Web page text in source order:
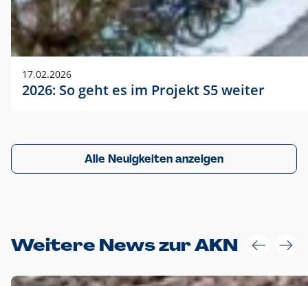
17.02.2026
2026: So geht es im Projekt S5 weiter
Alle Neuigkeiten anzeigen
Weitere News zur AKN